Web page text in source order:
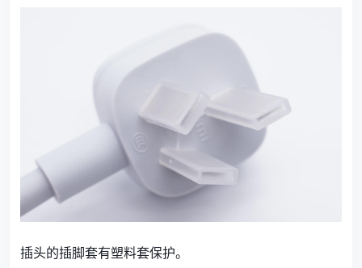
插头的插脚套有塑料套保护。